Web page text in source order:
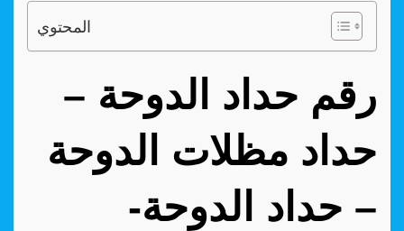
المحتوي
حداد مظلات الدوحة
– حداد الدوحة-